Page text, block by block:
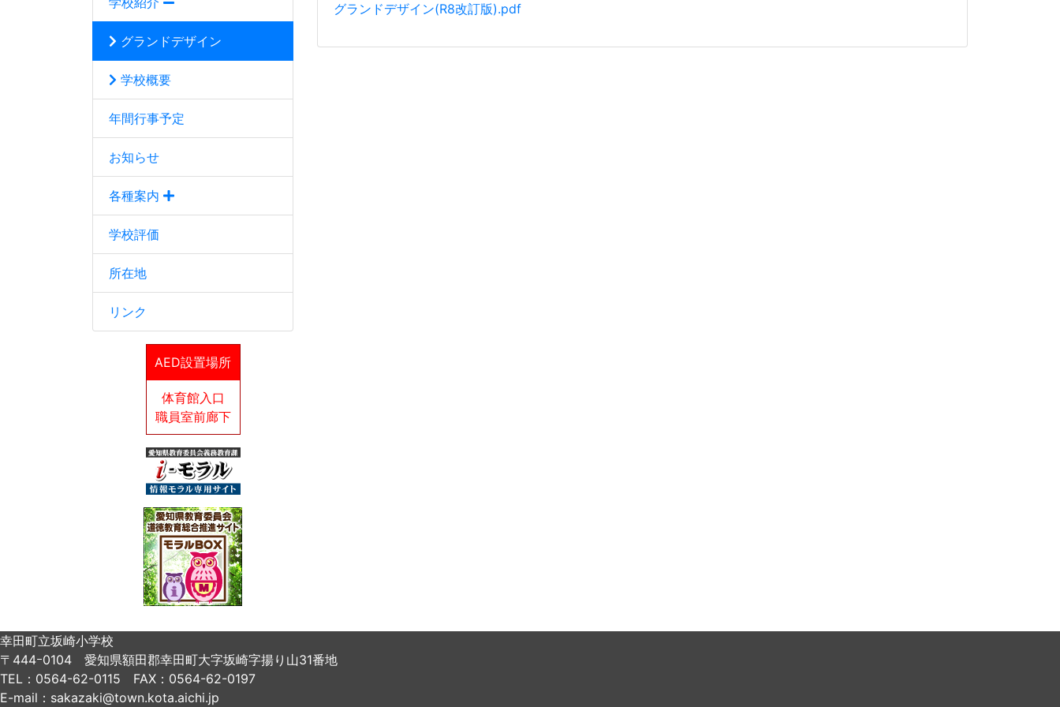
グランドデザイン
学校概要
年間行事予定
お知らせ
各種案内
学校評価
所在地
リンク
AED設置場所
体育館入口
職員室前廊下
グランドデザイン(R8改訂版).pdf
幸田町立坂崎小学校
〒444ｰ0104 愛知県額田郡幸田町大字坂崎字揚り山31番地
TEL：0564-62-0115 FAX：0564-62-0197
E-mail：sakazaki@town.kota.aichi.jp